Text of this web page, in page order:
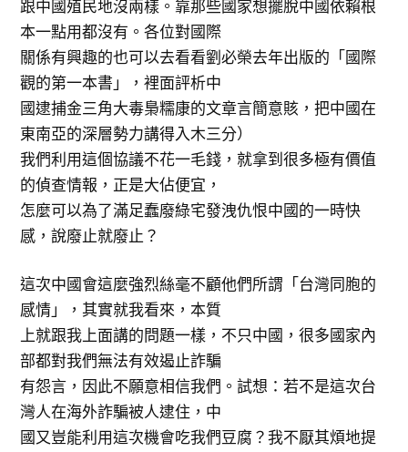
跟中國殖民地沒兩樣。靠那些國家想擺脫中國依賴根
本一點用都沒有。各位對國際
關係有興趣的也可以去看看劉必榮去年出版的「國際
觀的第一本書」，裡面評析中
國逮捕金三角大毒梟糯康的文章言簡意賅，把中國在
東南亞的深層勢力講得入木三分）
我們利用這個協議不花一毛錢，就拿到很多極有價值
的偵查情報，正是大佔便宜，
怎麼可以為了滿足蠢廢綠宅發洩仇恨中國的一時快
感，說廢止就廢止？
這次中國會這麼強烈絲毫不顧他們所謂「台灣同胞的
感情」，其實就我看來，本質
上就跟我上面講的問題一樣，不只中國，很多國家內
部都對我們無法有效遏止詐騙
有怨言，因此不願意相信我們。試想：若不是這次台
灣人在海外詐騙被人逮住，中
國又豈能利用這次機會吃我們豆腐？我不厭其煩地提